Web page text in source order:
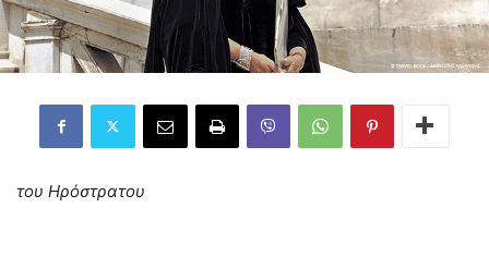
του Ηρόστρατου